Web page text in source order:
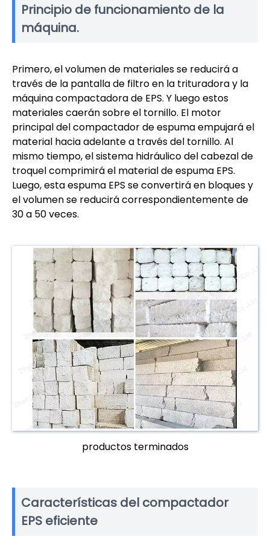
Principio de funcionamiento de la
máquina.
Primero, el volumen de materiales se reducirá a
través de la pantalla de filtro en la trituradora y la
máquina compactadora de EPS. Y luego estos
materiales caerán sobre el tornillo. El motor
principal del compactador de espuma empujará el
material hacia adelante a través del tornillo. Al
mismo tiempo, el sistema hidráulico del cabezal de
troquel comprimirá el material de espuma EPS.
Luego, esta espuma EPS se convertirá en bloques y
el volumen se reducirá correspondientemente de
30 a 50 veces.
productos terminados
Características del compactador
EPS eficiente